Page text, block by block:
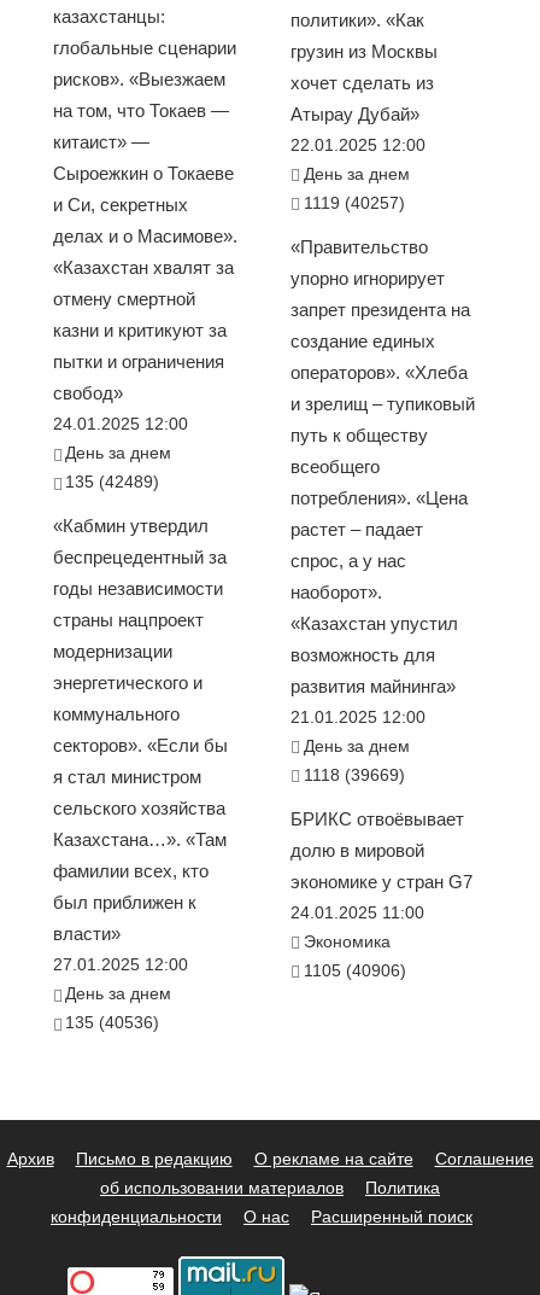
казахстанцы:
глобальные сценарии
рисков». «Выезжаем
на том, что Токаев —
китаист» —
Сыроежкин о Токаеве
и Си, секретных
делах и о Масимове».
«Казахстан хвалят за
отмену смертной
казни и критикуют за
пытки и ограничения
свобод»
24.01.2025 12:00
День за днем
135 (42489)
«Кабмин утвердил
беспрецедентный за
годы независимости
страны нацпроект
модернизации
энергетического и
коммунального
секторов». «Если бы
я стал министром
сельского хозяйства
Казахстана…». «Там
фамилии всех, кто
был приближен к
власти»
27.01.2025 12:00
День за днем
135 (40536)
политики». «Как
грузин из Москвы
хочет сделать из
Атырау Дубай»
22.01.2025 12:00
День за днем
1119 (40257)
«Правительство
упорно игнорирует
запрет президента на
создание единых
операторов». «Хлеба
и зрелищ – тупиковый
путь к обществу
всеобщего
потребления». «Цена
растет – падает
спрос, а у нас
наоборот».
«Казахстан упустил
возможность для
развития майнинга»
21.01.2025 12:00
День за днем
1118 (39669)
БРИКС отвоёвывает
долю в мировой
экономике у стран G7
24.01.2025 11:00
Экономика
1105 (40906)
Архив Письмо в редакцию О рекламе на сайте
Соглашение
об использовании материалов
Политика
конфиденциальности
О нас Расширенный поиск